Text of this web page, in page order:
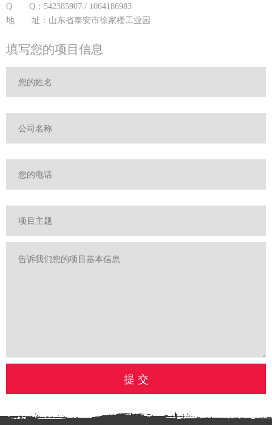
Q Q：542385907 / 1064186983
地 址：山东省泰安市徐家楼工业园
填写您的项目信息